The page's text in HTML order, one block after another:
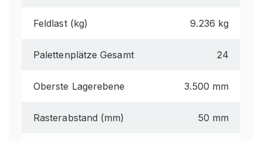
Feldlast (kg) 9.236 kg
Palettenplätze Gesamt 24
Oberste Lagerebene 3.500 mm
Rasterabstand (mm) 50 mm